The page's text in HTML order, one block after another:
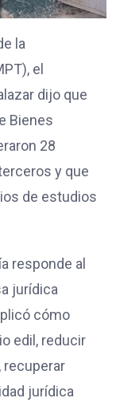
la
el
dijo que
Bienes
28
y que
de estudios
responde al
jurídica
cómo
edil, reducir
jurídica